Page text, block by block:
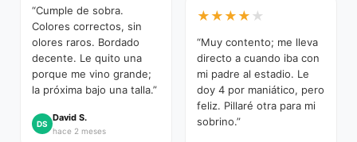
“Cumple de sobra.
Colores correctos, sin
olores raros. Bordado
decente. Le quito una
porque me vino grande;
la próxima bajo una talla.”
DS
David S.
hace 2 meses
★ ★ ★ ★ ★
“Muy contento; me lleva
directo a cuando iba con
mi padre al estadio. Le
doy 4 por maniático, pero
feliz. Pillaré otra para mi
sobrino.”